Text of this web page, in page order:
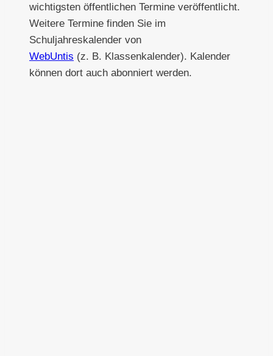
wichtigsten öffentlichen Termine veröffentlicht.
Weitere Termine finden Sie im
Schuljahreskalender von
WebUntis (z. B. Klassenkalender). Kalender
können dort auch abonniert werden.